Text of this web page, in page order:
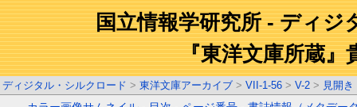
国立情報学研究所 - ディジ
『東洋文庫所蔵』
ディジタル・シルクロード > 東洋文庫アーカイブ > VII-1-56 > V-2 > 見開き